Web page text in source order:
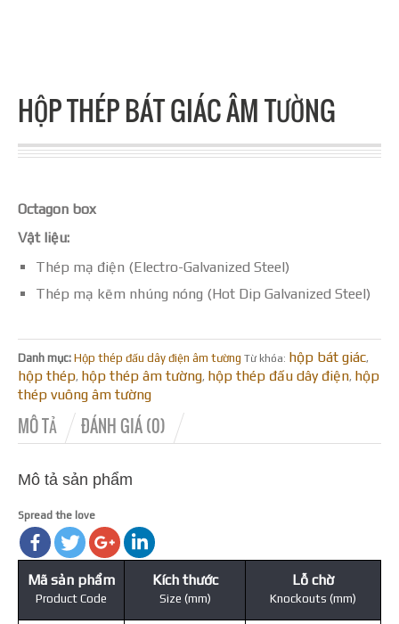
HỘP THÉP BÁT GIÁC ÂM TƯỜNG
Octagon box
Vật liệu:
Thép mạ điện (Electro-Galvanized Steel)
Thép mạ kẽm nhúng nóng (Hot Dip Galvanized Steel)
Danh mục: Hộp thép đấu dây điện âm tường Từ khóa: hộp bát giác,
hộp thép, hộp thép âm tường, hộp thép đấu dây điện, hộp
thép vuông âm tường
MÔ TẢ ĐÁNH GIÁ (0)
Mô tả sản phẩm
Spread the love
Mã sản phẩm
Product Code
Kích thước
Size (mm)
Lỗ chờ
Knockouts (mm)